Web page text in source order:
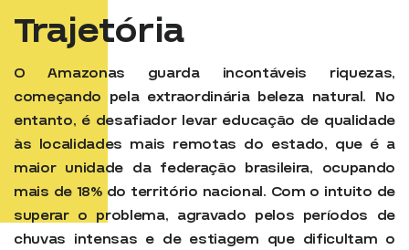
Trajetória
O Amazonas guarda incontáveis riquezas,
começando pela extraordinária beleza natural. No
entanto, é desafiador levar educação de qualidade
às localidades mais remotas do estado, que é a
maior unidade da federação brasileira, ocupando
mais de 18% do território nacional. Com o intuito de
superar o problema, agravado pelos períodos de
chuvas intensas e de estiagem que dificultam o